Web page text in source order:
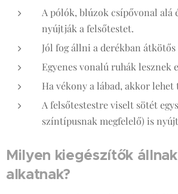
A pólók, blúzok csípővonal alá
nyújtják a felsőtestet.
Jól fog állni a derékban
Egyenes vonalú ruhák lesznek
Ha vékony a lábad, akkor
A felsőtestestre viselt sötét
színtípusnak megfelelő) is
Milyen kiegészítők
alkatnak?